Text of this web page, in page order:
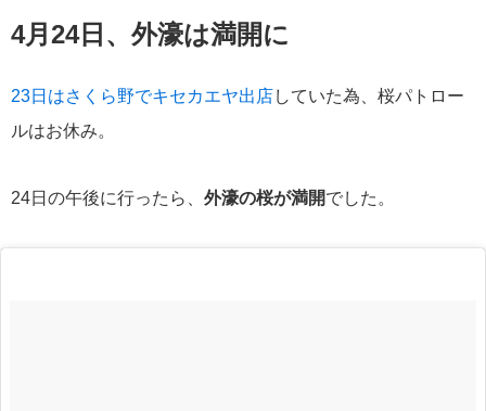
4月24日、外濠は満開に
23日はさくら野でキセカエヤ出店していた為、桜パトロー
ルはお休み。
24日の午後に行ったら、 外濠の桜が満開でした。